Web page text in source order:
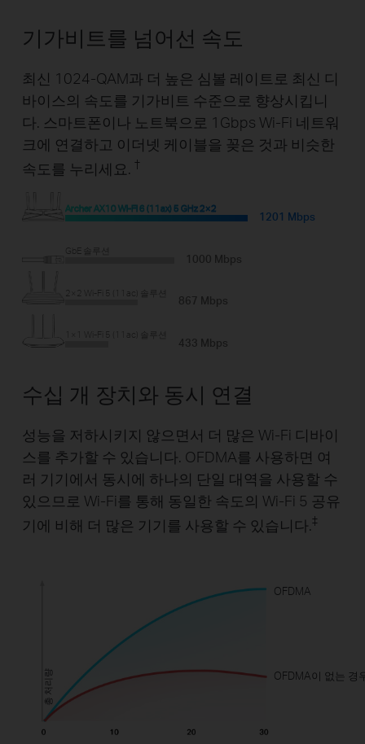
기가비트를 넘어선 속도
최신 1024-QAM과 더 높은 심볼 레이트로 최신 디
바이스의 속도를 기가비트 수준으로 향상시킵니
다. 스마트폰이나 노트북으로 1Gbps Wi-Fi 네트워
크에 연결하고 이더넷 케이블을 꽂은 것과 비슷한
속도를 누리세요. †
Archer AX10 Wi-Fi 6 (11ax) 5 GHz 2×2
1201 Mbps
GbE 솔루션
1000 Mbps
2×2 Wi-Fi 5 (11ac) 솔루션
867 Mbps
1×1 Wi-Fi 5 (11ac) 솔루션
433 Mbps
수십 개 장치와 동시 연결
성능을 저하시키지 않으면서 더 많은 Wi-Fi 디바이
스를 추가할 수 있습니다. OFDMA를 사용하면 여
러 기기에서 동시에 하나의 단일 대역을 사용할 수
있으므로 Wi-Fi를 통해 동일한 속도의 Wi-Fi 5 공유
기에 비해 더 많은 기기를 사용할 수 있습니다.‡
OFDMA
OFDMA이 없는 경
총 처리량